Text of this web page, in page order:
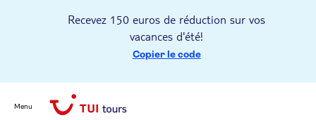
Recevez 150 euros de réduction sur vos
vacances d'été!
Copier le code
Menu